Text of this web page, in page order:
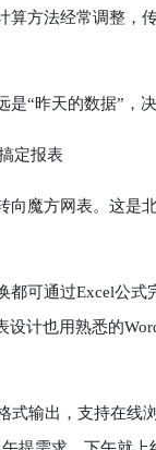
方法经常调整，
“昨天的数据”，
定报表
魔方网表。这是
通过Excel公式
计也用熟悉的
输出，支持在线